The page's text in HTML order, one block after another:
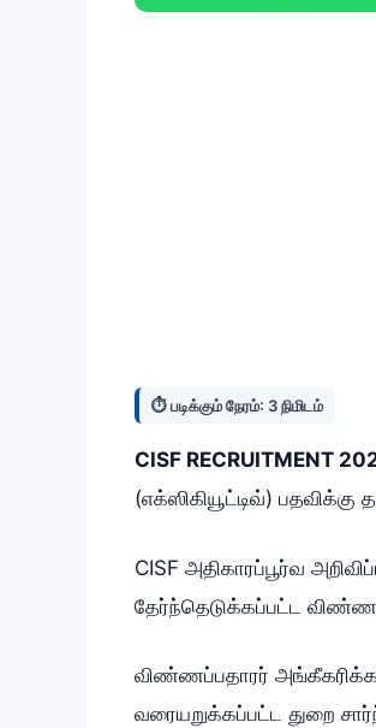
⏱️ படிக்கும் நேரம்: 3 நிமிடம்
CISF RECRUITMENT
(எக்ஸிகியூட்டிவ்)
CISF அதிகாரப்பூர்வ
தேர்ந்தெடுக்கப்பட்ட
விண்ணப்பதாரர்
வரையறுக்கப்பட்ட துறை